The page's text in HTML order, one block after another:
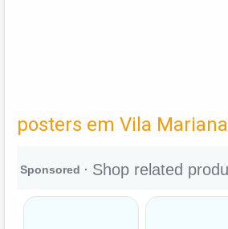
posters em Vila Mariana